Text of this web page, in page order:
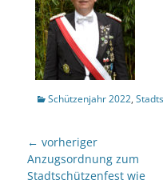
Kategorien
Schützenjahr 2022,
Beitragsnavigation
← vorheriger
Vorheriger
Beitrag:
Anzugsordnung zum
Stadtschützenfest wie